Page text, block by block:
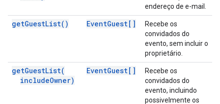
endereço de e-mail.
getGuestList( ) EventGuest[]
Recebe os
convidados do
evento, sem incluir o
proprietário.
getGuestList(
includeOwner)
EventGuest[]
Recebe os
convidados do
evento, incluindo
possivelmente os